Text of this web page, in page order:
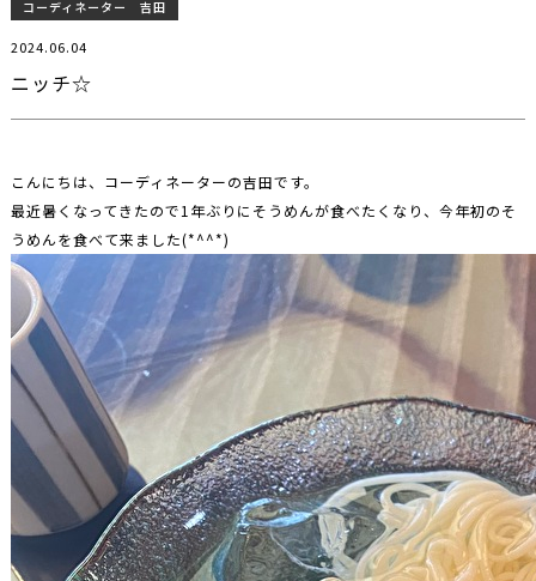
コーディネーター 吉田
ニッチ☆
2024.06.04
こんにちは、コーディネーターの吉田です。
最近暑くなってきたので1年ぶりにそうめんが食べたくなり、今年初のそ
うめんを食べて来ました(*^^*)